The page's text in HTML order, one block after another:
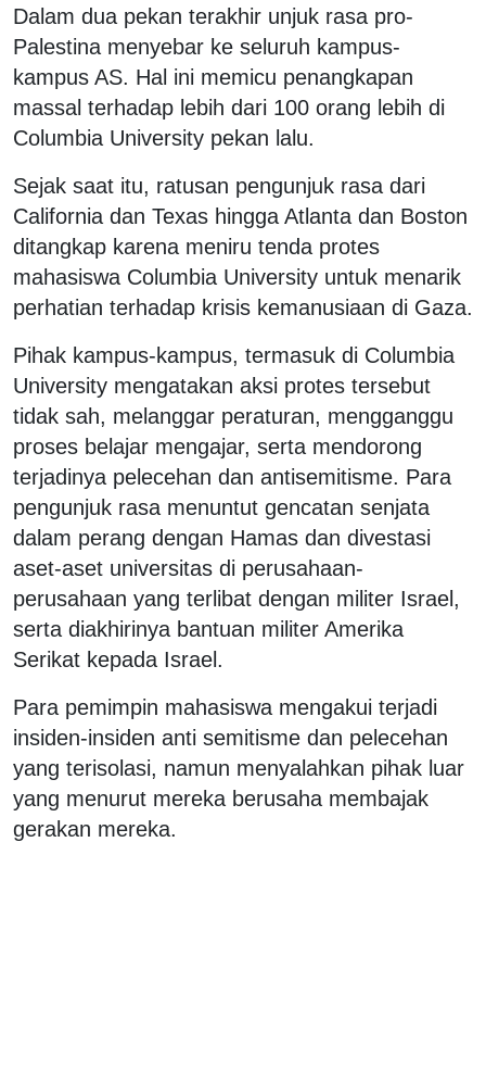
Dalam dua pekan terakhir unjuk rasa pro-
Palestina menyebar ke seluruh kampus-
kampus AS. Hal ini memicu penangkapan
massal terhadap lebih dari 100 orang lebih di
Columbia University pekan lalu.
Sejak saat itu, ratusan pengunjuk rasa dari
California dan Texas hingga Atlanta dan Boston
ditangkap karena meniru tenda protes
mahasiswa Columbia University untuk menarik
perhatian terhadap krisis kemanusiaan di Gaza.
Pihak kampus-kampus, termasuk di Columbia
University mengatakan aksi protes tersebut
tidak sah, melanggar peraturan, mengganggu
proses belajar mengajar, serta mendorong
terjadinya pelecehan dan antisemitisme. Para
pengunjuk rasa menuntut gencatan senjata
dalam perang dengan Hamas dan divestasi
aset-aset universitas di perusahaan-
perusahaan yang terlibat dengan militer Israel,
serta diakhirinya bantuan militer Amerika
Serikat kepada Israel.
Para pemimpin mahasiswa mengakui terjadi
insiden-insiden anti semitisme dan pelecehan
yang terisolasi, namun menyalahkan pihak luar
yang menurut mereka berusaha membajak
gerakan mereka.